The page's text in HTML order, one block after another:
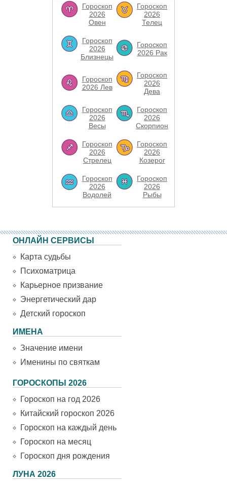
Гороскоп
2026
Овен
Гороскоп
2026
Телец
Гороскоп
2026
Близнецы
Гороскоп
2026 Рак
Гороскоп
2026 Лев
Гороскоп
2026
Дева
Гороскоп
2026
Весы
Гороскоп
2026
Скорпион
Гороскоп
2026
Стрелец
Гороскоп
2026
Козерог
Гороскоп
2026
Водолей
Гороскоп
2026
Рыбы
ОНЛАЙН СЕРВИСЫ
Карта судьбы
Психоматрица
Карьерное призвание
Энергетический дар
Детский гороскоп
ИМЕНА
Значение имени
Именины по святкам
ГОРОСКОПЫ 2026
Гороскоп на год 2026
Китайский гороскоп 2026
Гороскоп на каждый день
Гороскоп на месяц
Гороскоп дня рождения
ЛУНА 2026